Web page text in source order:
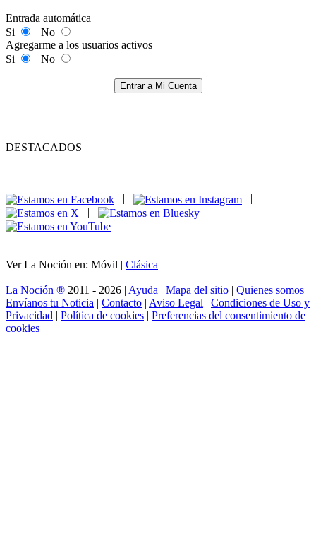
Entrada automática
Si
No
Agregarme a los usuarios activos
Si
No
Entrar a Mi Cuenta
DESTACADOS
|
|
Ver La Noción en: Móvil | Clásica
La Noción ® 2011 - 2026 | Ayuda | Mapa del sitio | Quienes somos |
Envíanos tu Noticia | Contacto | Aviso Legal | Condiciones de Uso y
Privacidad | Política de cookies | Preferencias del consentimiento de
cookies